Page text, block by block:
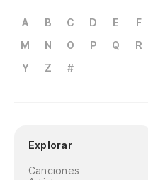
A B C D E F
M
N O P Q R
Y
Z #
Explorar
Canciones